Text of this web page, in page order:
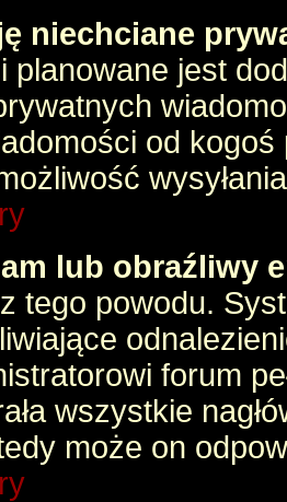
niechciane
planowane jest
od
lub obraźliwy
tego powodu.
forum
wszystkie
może on